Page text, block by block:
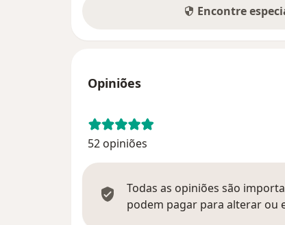
Encontre
Opiniões
52 opiniões
Todas as opiniões são
podem pagar para alterar ou